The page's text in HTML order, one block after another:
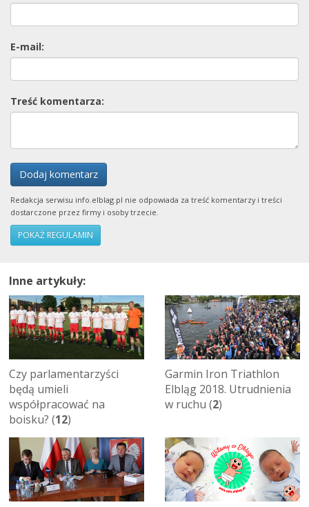
E-mail:
Treść komentarza:
Dodaj komentarz
Redakcja serwisu info.elblag.pl nie odpowiada za treść komentarzy i treści
dostarczone przez firmy i osoby trzecie.
POKAŻ REGULAMIN
Inne artykuły:
Czy parlamentarzyści
będą umieli
współpracować na
boisku? (12)
Garmin Iron Triathlon
Elbląg 2018. Utrudnienia
w ruchu (2)